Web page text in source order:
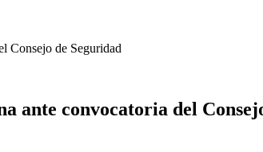
Consejo de Seguridad
ante convocatoria del